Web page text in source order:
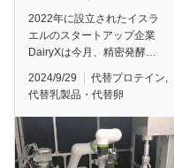
2022年に設立されたイスラ
エルのスタートアップ企業
DairyXは今月、精密発酵…
2024/9/29 代替プロテイン
代替乳製品・代替卵